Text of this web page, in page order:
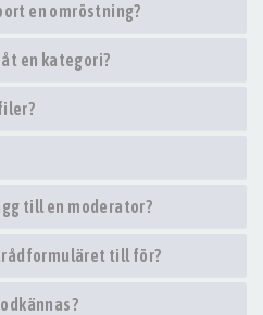
en omröstning?
en kategori?
till en moderator?
till för?